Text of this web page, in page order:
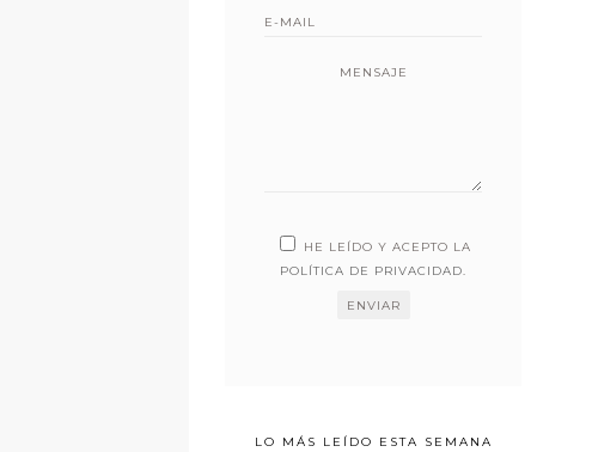
MENSAJE
HE LEÍDO Y ACEPTO LA
POLÍTICA DE PRIVACIDAD.
LO MÁS LEÍDO ESTA SEMANA